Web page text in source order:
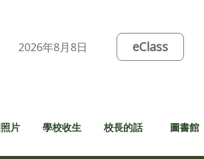
2026年8月8日 eClass
片 學校收生 校長的話 圖書館